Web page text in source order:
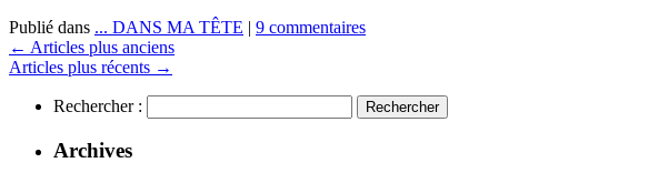
Publié dans ... DANS MA TÊTE | 9 commentaires
← Articles plus anciens
Articles plus récents →
Rechercher :
Archives